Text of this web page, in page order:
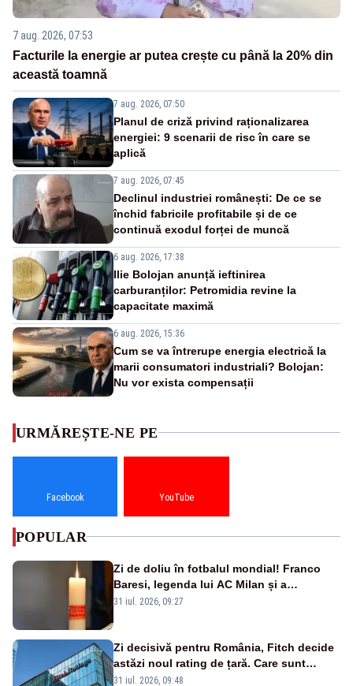
7 aug. 2026, 07:53
Facturile la energie ar putea crește cu până la 20% din
această toamnă
7 aug. 2026, 07:50
Planul de criză privind raționalizarea
energiei: 9 scenarii de risc în care se
aplică
7 aug. 2026, 07:45
Declinul industriei românești: De ce se
închid fabricile profitabile și de ce
continuă exodul forței de muncă
6 aug. 2026, 17:38
Ilie Bolojan anunță ieftinirea
carburanților: Petromidia revine la
capacitate maximă
6 aug. 2026, 15:36
Cum se va întrerupe energia electrică la
marii consumatori industriali? Bolojan:
Nu vor exista compensații
URMĂREȘTE-NE PE
Facebook YouTube
POPULAR
Zi de doliu în fotbalul mondial! Franco
Baresi, legenda lui AC Milan și a
naționalei Italiei, a murit
31 iul. 2026, 09:27
Zi decisivă pentru România, Fitch decide
astăzi noul rating de țară. Care sunt
efectele retrogradării la categoria „junk”
31 iul. 2026, 09:48